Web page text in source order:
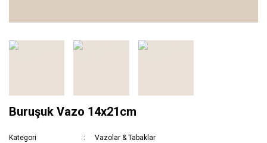
Buruşuk Vazo 14x21cm
Kategori
Vazolar & Tabaklar